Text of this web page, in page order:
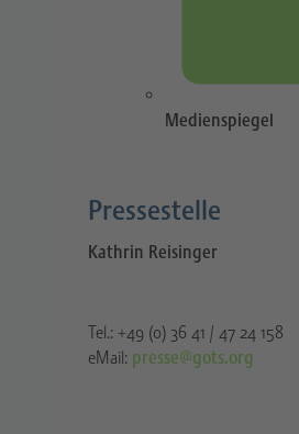
Medienspiegel
Pressestelle​
Kathrin Reisinger
Tel.: +49 (0) 36 41 / 47 24 158
eMail: presse@gots.org